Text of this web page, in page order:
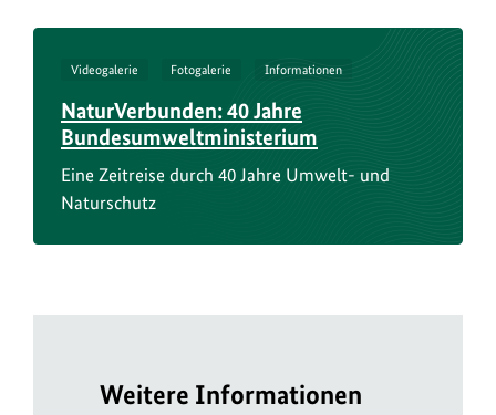
Videogalerie Fotogalerie Informationen
NaturVerbunden: 40 Jahre
Bundesumweltministerium
Eine Zeitreise durch 40 Jahre Umwelt- und
Naturschutz
Weitere Informationen